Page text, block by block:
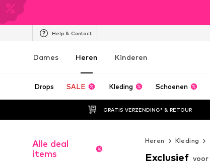
Help & Contact
Dames Heren Kinderen
Drops SALE Kleding Schoenen
GRATIS VERZENDING* & RETOUR
Alle deal
items
Heren Kleding
Exclusief